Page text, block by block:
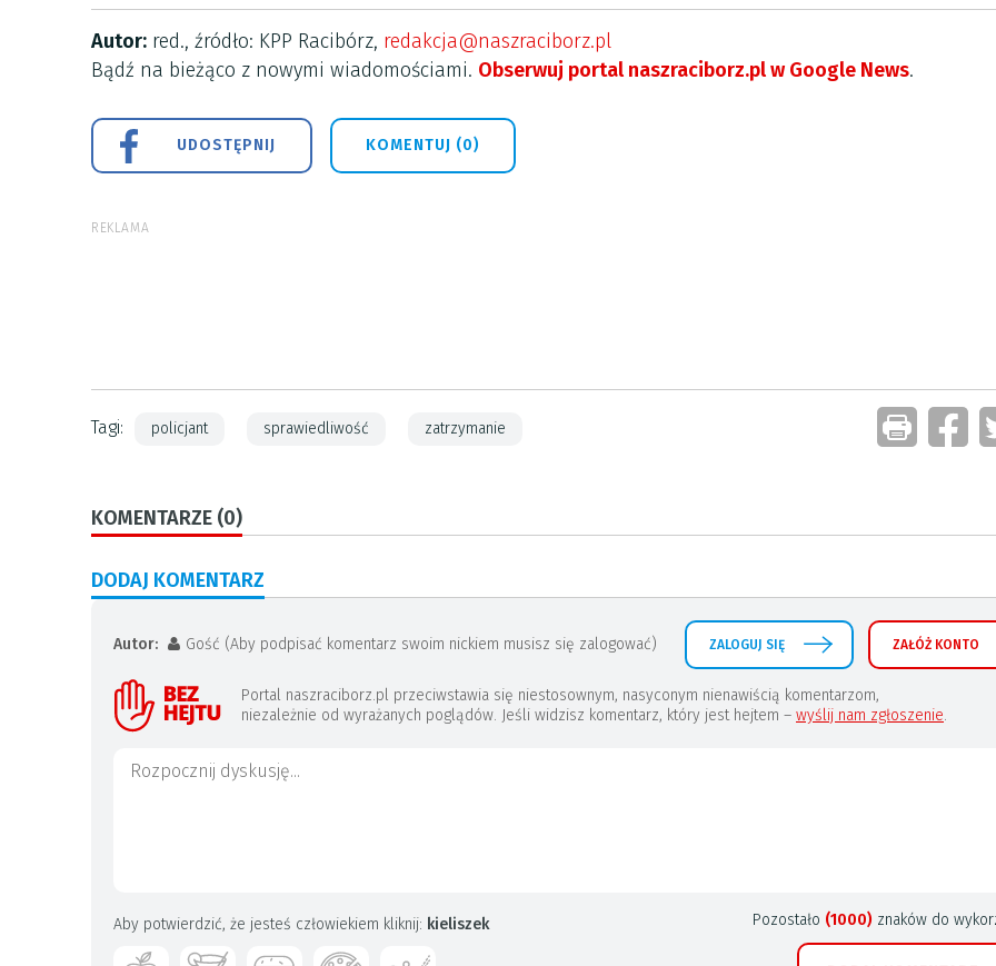
Autor: red., źródło: KPP Racibórz, redakcja@naszraciborz.pl
Bądź na bieżąco z nowymi wiadomościami. Obserwuj portal naszraciborz.pl w Google News.
UDOSTĘPNIJ KOMENTUJ (0)
REKLAMA
Tagi: policjant sprawiedliwość zatrzymanie
KOMENTARZE (0)
DODAJ KOMENTARZ
Autor: Gość (Aby podpisać komentarz swoim nickiem musisz się zalogować) ZALOGUJ SIĘ ZAŁÓŻ KONTO
Portal naszraciborz.pl przeciwstawia się niestosownym, nasyconym nienawiścią komentarzom,
niezależnie od wyrażanych poglądów. Jeśli widzisz komentarz, który jest hejtem – wyślij nam zgłoszenie.
Pozostało (1000) znaków do
Aby potwierdzić, że jesteś człowiekiem kliknij: kieliszek